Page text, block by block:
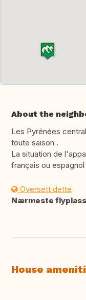
About the
Les Pyrénées
toute saison .
La situation de
français ou espagnol
Oversett dette
Nærmeste
House